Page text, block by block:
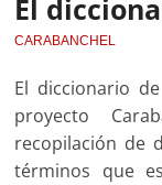
El
CARABANCHEL
El diccionario
proyecto
recopilación de
términos que